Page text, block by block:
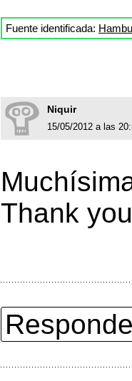
Fuente identificada:
Niquir
15/05/2012 a las
Thank